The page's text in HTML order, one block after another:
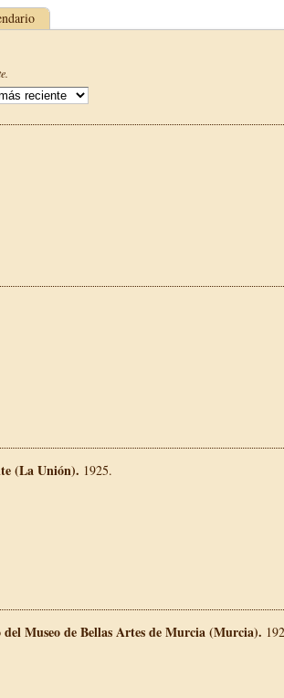
(La Unión). 1925.
Museo de Bellas Artes de Murcia (Murcia).